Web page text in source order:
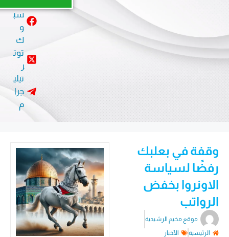
سب
و
توت
ر
تيلي
جرا
م
وقفة في بعلبك
رفضًا لسياسة
الاونروا بخفض
الرواتب
موقع مخيم الرشيدية
الرئيسية
الأخبار